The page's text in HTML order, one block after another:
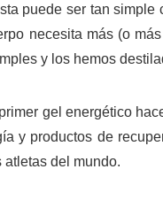
puede ser tan
necesita más (o
y los hemos
gel energético
y productos de
atletas del mundo.